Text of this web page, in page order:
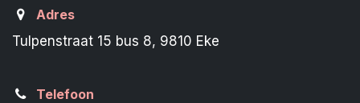
Adres
Tulpenstraat 15 bus 8, 9810 Eke
Telefoon